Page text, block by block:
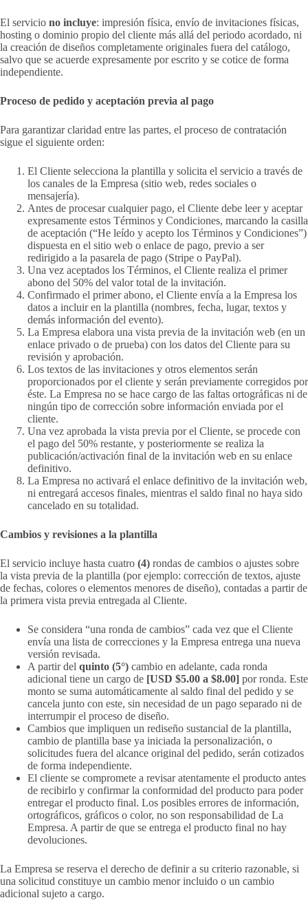
El servicio no incluye: impresión física, envío de invitaciones físicas,
hosting o dominio propio del cliente más allá del periodo acordado, ni
la creación de diseños completamente originales fuera del catálogo,
salvo que se acuerde expresamente por escrito y se cotice de forma
independiente.
Proceso de pedido y aceptación previa al pago
Para garantizar claridad entre las partes, el proceso de contratación
sigue el siguiente orden:
El Cliente selecciona la plantilla y solicita el servicio a través de
los canales de la Empresa (sitio web, redes sociales o
mensajería).
Antes de procesar cualquier pago, el Cliente debe leer y aceptar
expresamente estos Términos y Condiciones, marcando la casilla
de aceptación (“He leído y acepto los Términos y Condiciones”)
dispuesta en el sitio web o enlace de pago, previo a ser
redirigido a la pasarela de pago (Stripe o PayPal).
Una vez aceptados los Términos, el Cliente realiza el primer
abono del 50% del valor total de la invitación.
Confirmado el primer abono, el Cliente envía a la Empresa los
datos a incluir en la plantilla (nombres, fecha, lugar, textos y
demás información del evento).
La Empresa elabora una vista previa de la invitación web (en un
enlace privado o de prueba) con los datos del Cliente para su
revisión y aprobación.
Los textos de las invitaciones y otros elementos serán
proporcionados por el cliente y serán previamente corregidos por
éste. La Empresa no se hace cargo de las faltas ortográficas ni de
ningún tipo de corrección sobre información enviada por el
cliente.
Una vez aprobada la vista previa por el Cliente, se procede con
el pago del 50% restante, y posteriormente se realiza la
publicación/activación final de la invitación web en su enlace
definitivo.
La Empresa no activará el enlace definitivo de la invitación web,
ni entregará accesos finales, mientras el saldo final no haya sido
cancelado en su totalidad.
Cambios y revisiones a la plantilla
El servicio incluye hasta cuatro (4) rondas de cambios o ajustes sobre
la vista previa de la plantilla (por ejemplo: corrección de textos, ajuste
de fechas, colores o elementos menores de diseño), contadas a partir de
la primera vista previa entregada al Cliente.
Se considera “una ronda de cambios” cada vez que el Cliente
envía una lista de correcciones y la Empresa entrega una nueva
versión revisada.
A partir del quinto (5°) cambio en adelante, cada ronda
adicional tiene un cargo de [USD $5.00 a $8.00] por ronda. Este
monto se suma automáticamente al saldo final del pedido y se
cancela junto con este, sin necesidad de un pago separado ni de
interrumpir el proceso de diseño.
Cambios que impliquen un rediseño sustancial de la plantilla,
cambio de plantilla base ya iniciada la personalización, o
solicitudes fuera del alcance original del pedido, serán cotizados
de forma independiente.
El cliente se compromete a revisar atentamente el producto antes
de recibirlo y confirmar la conformidad del producto para poder
entregar el producto final. Los posibles errores de información,
ortográficos, gráficos o color, no son responsabilidad de La
Empresa. A partir de que se entrega el producto final no hay
devoluciones.
La Empresa se reserva el derecho de definir a su criterio razonable, si
una solicitud constituye un cambio menor incluido o un cambio
adicional sujeto a cargo.